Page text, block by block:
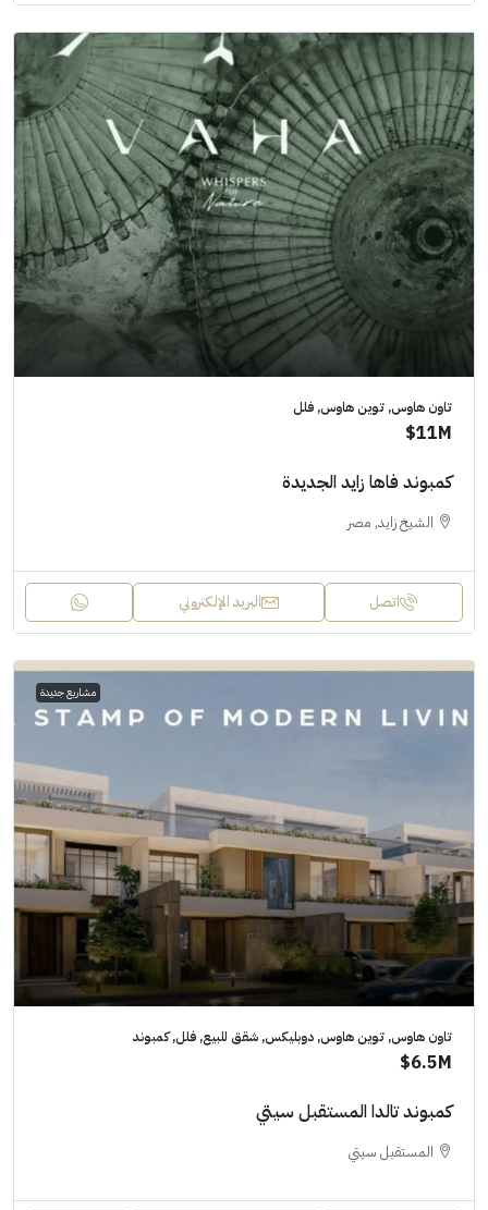
تاون هاوس, توين هاوس, فلل
11M$
كمبوند فاها زايد الجديدة
الشيخ زايد, مصر
اتصل البريد الإلكتروني
مشاريع جديدة
تاون هاوس, توين هاوس, دوبليكس, شقق للبيع, فلل, كمبوند
6.5M$
كمبوند تالدا المستقبل سيتي
المستقبل سيتي